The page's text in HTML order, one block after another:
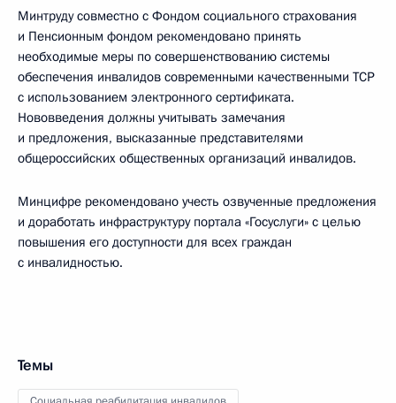
Минтруду совместно с Фондом социального страхования
и Пенсионным фондом рекомендовано принять
необходимые меры по совершенствованию системы
обеспечения инвалидов современными качественными TCP
с использованием электронного сертификата.
Нововведения должны учитывать замечания
и предложения, высказанные представителями
общероссийских общественных организаций инвалидов.
Минцифре рекомендовано учесть озвученные предложения
и доработать инфраструктуру портала «Госуслуги» с целью
повышения его доступности для всех граждан
с инвалидностью.
Темы